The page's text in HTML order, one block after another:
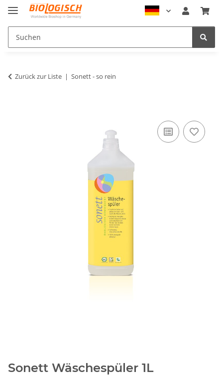
Zurück zur Liste Sonett - so rein
Sonett Wäschespüler 1L